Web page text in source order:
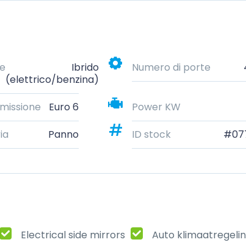
Ibrido
(elettrico/benzina)
Numero di porte
Euro 6 Power KW
Panno ID stock
Electrical side mirrors
Auto